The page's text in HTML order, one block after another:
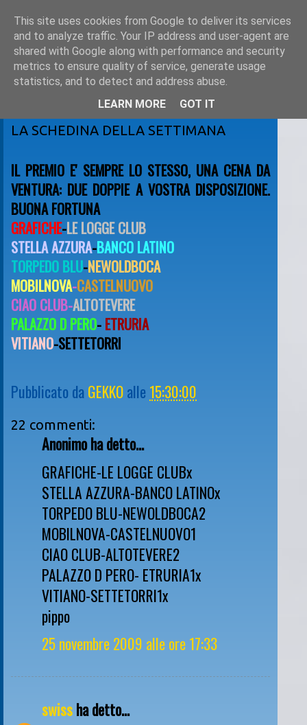
mercoledì 25 novembre 2009
LA SCHEDINA DELLA SETTIMANA
IL PREMIO E' SEMPRE LO STESSO, UNA CENA DA
VENTURA: DUE DOPPIE A VOSTRA DISPOSIZIONE.
BUONA FORTUNA
GRAFICHE-LE LOGGE CLUB
STELLA AZZURA-BANCO LATINO
TORPEDO BLU-NEWOLDBOCA
MOBILNOVA-CASTELNUOVO
CIAO CLUB-ALTOTEVERE
PALAZZO D PERO- ETRURIA
VITIANO-SETTETORRI
Pubblicato da GEKKOalle 15:30:00
22 commenti:
Anonimo ha detto...
GRAFICHE-LE LOGGE CLUBx
STELLA AZZURA-BANCO LATINOx
TORPEDO BLU-NEWOLDBOCA2
MOBILNOVA-CASTELNUOVO1
CIAO CLUB-ALTOTEVERE2
PALAZZO D PERO- ETRURIA1x
VITIANO-SETTETORRI1x
pippo
25 novembre 2009 alle ore 17:33
swissha detto...
This site uses cookies from Google to deliver its services
and to analyze traffic. Your IP address and user-agent are
shared with Google along with performance and security
metrics to ensure quality of service, generate usage
statistics, and to detect and address abuse.
LEARN MORE
GOT IT